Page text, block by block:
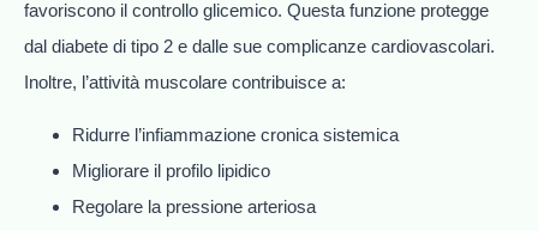
favoriscono il controllo glicemico. Questa funzione protegge
dal diabete di tipo 2 e dalle sue complicanze cardiovascolari.
Inoltre, l’attività muscolare contribuisce a:
Ridurre l’infiammazione cronica sistemica
Migliorare il profilo lipidico
Regolare la pressione arteriosa